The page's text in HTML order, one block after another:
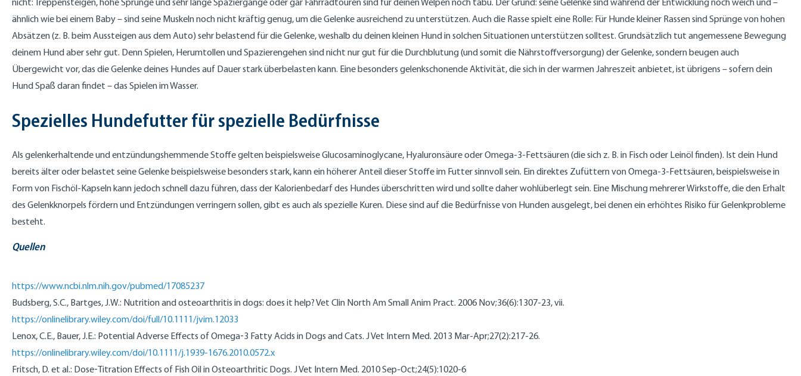
ähnlich wie bei einem Baby – sind seine Muskeln noch nicht kräftig genug, um die Gelenke ausreichend zu unterstützen. Auch die Rasse spielt eine Rolle: Für Hunde kleiner Rassen sind Sprünge von hohen
Absätzen (z. B. beim Aussteigen aus dem Auto) sehr belastend für die Gelenke, weshalb du deinen kleinen Hund in solchen Situationen unterstützen solltest. Grundsätzlich tut angemessene Bewegung
deinem Hund aber sehr gut. Denn Spielen, Herumtollen und Spazierengehen sind nicht nur gut für die Durchblutung (und somit die Nährstoffversorgung) der Gelenke, sondern beugen auch
Übergewicht vor, das die Gelenke deines Hundes auf Dauer stark überbelasten kann. Eine besonders gelenkschonende Aktivität, die sich in der warmen Jahreszeit anbietet, ist übrigens – sofern dein
Hund Spaß daran findet – das Spielen im Wasser.
Spezielles Hundefutter für spezielle Bedürfnisse
Als gelenkerhaltende und entzündungshemmende Stoffe gelten beispielsweise Glucosaminoglycane, Hyaluronsäure oder Omega-3-Fettsäuren (die sich z. B. in Fisch oder Leinöl finden). Ist dein Hund
bereits älter oder belastet seine Gelenke beispielsweise besonders stark, kann ein höherer Anteil dieser Stoffe im Futter sinnvoll sein. Ein direktes Zufüttern von Omega-3-Fettsäuren, beispielsweise in
Form von Fischöl-Kapseln kann jedoch schnell dazu führen, dass der Kalorienbedarf des Hundes überschritten wird und sollte daher wohlüberlegt sein. Eine Mischung mehrerer Wirkstoffe, die den Erhalt
des Gelenkknorpels fördern und Entzündungen verringern sollen, gibt es auch als spezielle Kuren. Diese sind auf die Bedürfnisse von Hunden ausgelegt, bei denen ein erhöhtes Risiko für Gelenkprobleme
besteht.
Quellen
https://www.ncbi.nlm.nih.gov/pubmed/17085237
Budsberg, S.C., Bartges, J.W.: Nutrition and osteoarthritis in dogs: does it help? Vet Clin North Am Small Anim Pract. 2006 Nov;36(6):1307-23, vii.
https://onlinelibrary.wiley.com/doi/full/10.1111/jvim.12033
Lenox, C.E., Bauer, J.E.: Potential Adverse Effects of Omega‐3 Fatty Acids in Dogs and Cats. J Vet Intern Med. 2013 Mar-Apr;27(2):217-26.
https://onlinelibrary.wiley.com/doi/10.1111/j.1939-1676.2010.0572.x
Fritsch, D. et al.: Dose‐Titration Effects of Fish Oil in Osteoarthritic Dogs. J Vet Intern Med. 2010 Sep-Oct;24(5):1020-6